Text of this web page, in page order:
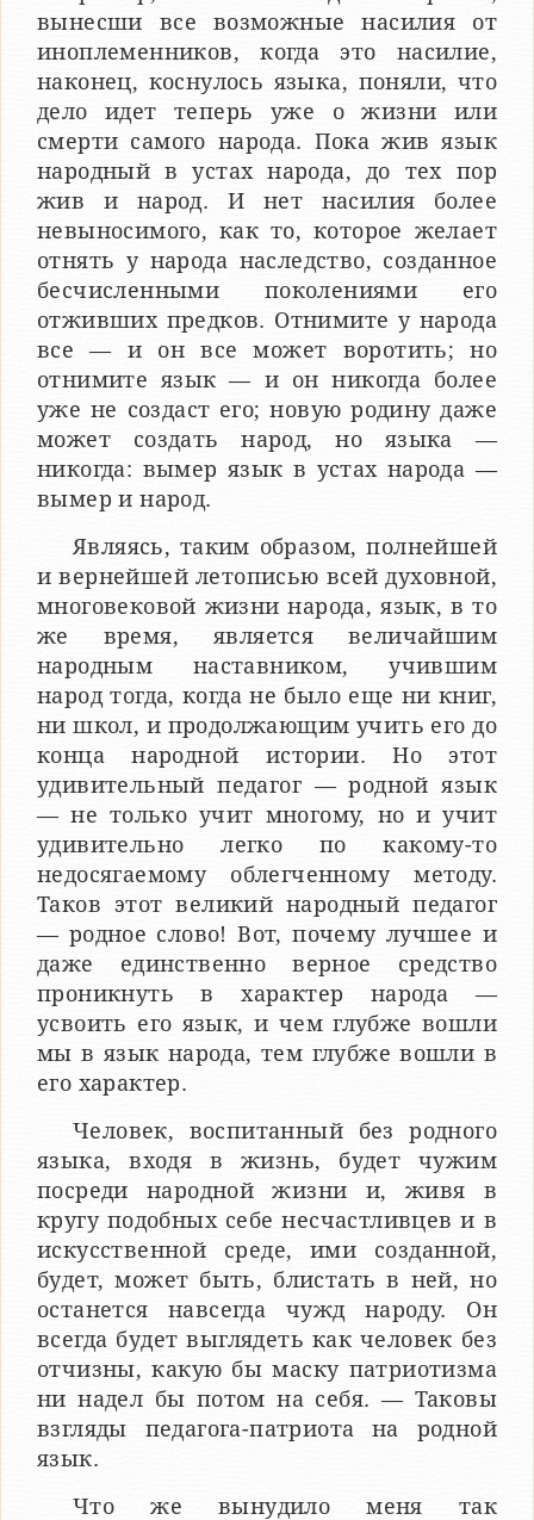
вынесши все возможные насилия от
иноплеменников, когда это насилие,
наконец, коснулось языка, поняли, что
дело идет теперь уже о жизни или
смерти самого народа. Пока жив язык
народный в устах народа, до тех пор
жив и народ. И нет насилия более
невыносимого, как то, которое желает
отнять у народа наследство, созданное
бесчисленными поколениями его
отживших предков. Отнимите у народа
все — и он все может воротить; но
отнимите язык — и он никогда более
уже не создаст его; новую родину даже
может создать народ, но языка —
никогда: вымер язык в устах народа —
вымер и народ.
Являясь, таким образом, полнейшей
и вернейшей летописью всей духовной,
многовековой жизни народа, язык, в то
же время, является величайшим
народным наставником, учившим
народ тогда, когда не было еще ни книг,
ни школ, и продолжающим учить его до
конца народной истории. Но этот
удивительный педагог — родной язык
— не только учит многому, но и учит
удивительно легко по какому-то
недосягаемому облегченному методу.
Таков этот великий народный педагог
— родное слово! Вот, почему лучшее и
даже единственно верное средство
проникнуть в характер народа —
усвоить его язык, и чем глубже вошли
мы в язык народа, тем глубже вошли в
его характер.
Человек, воспитанный без родного
языка, входя в жизнь, будет чужим
посреди народной жизни и, живя в
кругу подобных себе несчастливцев и в
искусственной среде, ими соз­данной,
будет, может быть, блистать в ней, но
останется на­всегда чужд народу. Он
всегда будет выглядеть как человек без
отчизны, какую бы маску патриотизма
ни надел бы потом на себя. — Таковы
взгляды педагога-патриота на родной
язык.
Что же вынудило меня так